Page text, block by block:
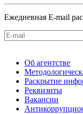
Ежедневная E-mail
Об агентстве
Раскрытие
Реквизиты
Вакансии